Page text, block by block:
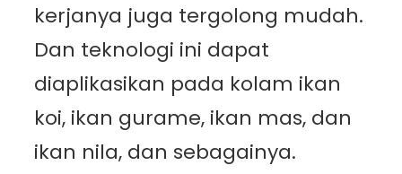
kerjanya juga tergolong mudah.
Dan teknologi ini dapat
diaplikasikan pada kolam ikan
koi, ikan gurame, ikan mas, dan
ikan nila, dan sebagainya.